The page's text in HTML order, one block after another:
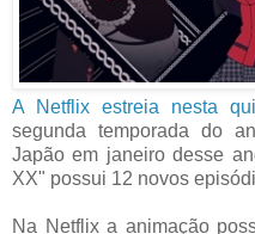
A Netflix estreia nesta
segunda temporada do
Japão em janeiro desse
XX" possui 12 novos
Na Netflix a animação